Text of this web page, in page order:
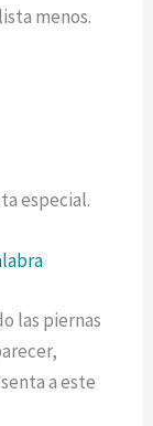
menos.
especial.
las piernas
a este